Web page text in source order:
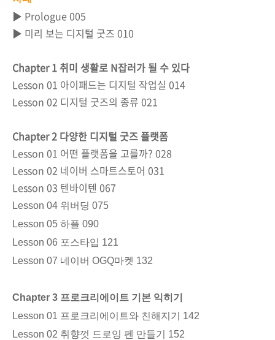
▶ Prologue 005
▶ 미리 보는 디지털 굿즈 010
Chapter 1 취미 생활로 N잡러가 될 수 있다
Lesson 01 아이패드는 디지털 작업실 014
Lesson 02 디지털 굿즈의 종류 021
Chapter 2 다양한 디지털 굿즈 플랫폼
Lesson 01 어떤 플랫폼을 고를까? 028
Lesson 02 네이버 스마트스토어 031
Lesson 03 텐바이텐 067
Lesson 04 위버딩 075
Lesson 05 하플 090
Lesson 06 포스타입 121
Lesson 07 네이버 OGQ마켓 132
Chapter 3 프로크리에이트 기본 익히기
Lesson 01 프로크리에이트와 친해지기 142
Lesson 02 취향껏 드로잉 펜 만들기 152